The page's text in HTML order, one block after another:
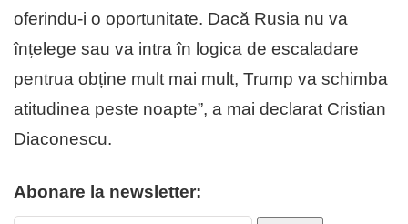
oferindu-i o oportunitate. Dacă Rusia nu va
înțelege sau va intra în logica de escaladare
pentrua obține mult mai mult, Trump va schimba
atitudinea peste noapte”, a mai declarat Cristian
Diaconescu.
Abonare la newsletter: